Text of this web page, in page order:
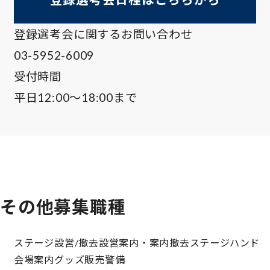
登録選考会に関するお問い合わせ
03-5952-6009
受付時間
平日12:00～18:00まで
その他募集職種
ステージ設営/撤去設営案内・案内撤去 ステージハンド
会場案内グッズ販売警備